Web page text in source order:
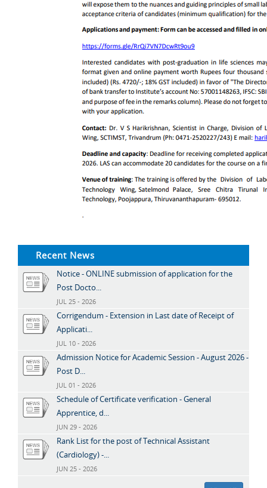
Recent News
Notice - ONLINE submission of application for the
Post Docto...
JUL 25 - 2026
Corrigendum - Extension in Last date of Receipt of
Applicati...
JUL 10 - 2026
Admission Notice for Academic Session - August 2026 -
Post D...
JUL 01 - 2026
Schedule of Certificate verification - General
Apprentice, d...
JUN 29 - 2026
Rank List for the post of Technical Assistant
(Cardiology) -...
JUN 25 - 2026